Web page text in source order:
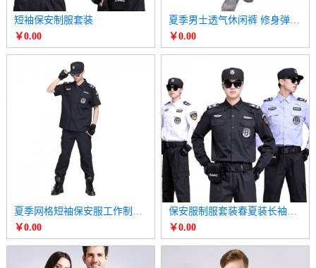
短袖保安制服套装
￥0.00
夏季男士透气休闲裤 修身弹力跑步速干裤
￥0.00
￥0.00
￥0.00